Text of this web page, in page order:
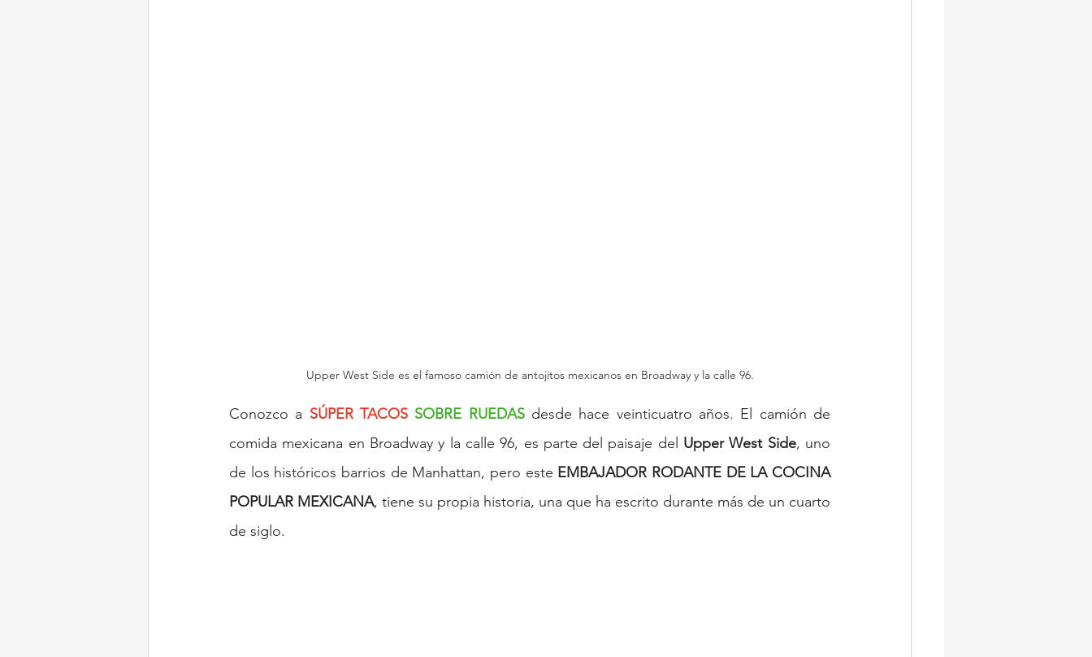
Upper West Side es el famoso camión de antojitos mexicanos en Broadway y la calle 96.
Conozco a SÚPER TACOS SOBRE RUEDAS desde hace veinticuatro años. El camión de
comida mexicana en Broadway y la calle 96, es parte del paisaje del Upper West Side, uno
de los históricos barrios de Manhattan, pero este EMBAJADOR RODANTE DE LA COCINA
POPULAR MEXICANA, tiene su propia historia, una que ha escrito durante más de un cuarto
de siglo.